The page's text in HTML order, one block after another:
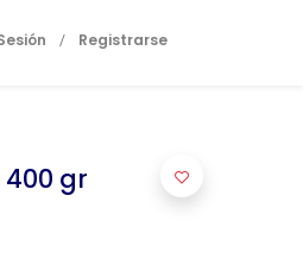
/ Registrarse
gr